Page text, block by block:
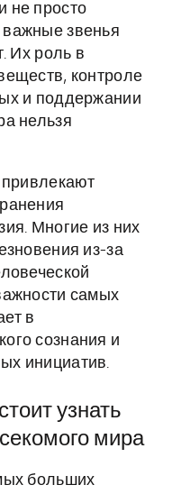
не просто
звенья
Их роль в
контроле
и поддержании
нельзя
привлекают
Многие из них
из-за
самых
в
сознания и
инициатив.
узнать
мира
больших